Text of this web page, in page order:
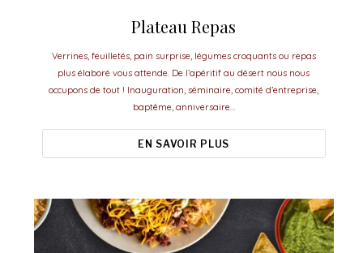
Plateau Repas
Verrines, feuilletés, pain surprise, légumes croquants ou repas
plus élaboré vous attende. De l’apéritif au désert nous nous
occupons de tout ! Inauguration, séminaire, comité d’entreprise,
baptême, anniversaire…
EN SAVOIR PLUS